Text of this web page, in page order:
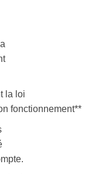
la loi
fonctionnement**